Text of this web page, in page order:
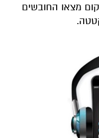
מצאו החובשים